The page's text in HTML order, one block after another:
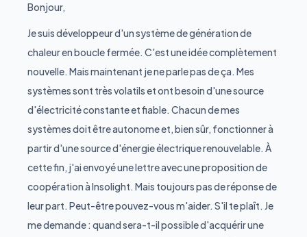
Bonjour,
Je suis développeur d'un système de génération de
chaleur en boucle fermée. C'est une idée complètement
nouvelle. Mais maintenant je ne parle pas de ça. Mes
systèmes sont très volatils et ont besoin d'une source
d'électricité constante et fiable. Chacun de mes
systèmes doit être autonome et, bien sûr, fonctionner à
partir d'une source d'énergie électrique renouvelable. À
cette fin, j'ai envoyé une lettre avec une proposition de
coopération à Insolight. Mais toujours pas de réponse de
leur part. Peut-être pouvez-vous m'aider. S'il te plaît. Je
me demande : quand sera-t-il possible d'acquérir une